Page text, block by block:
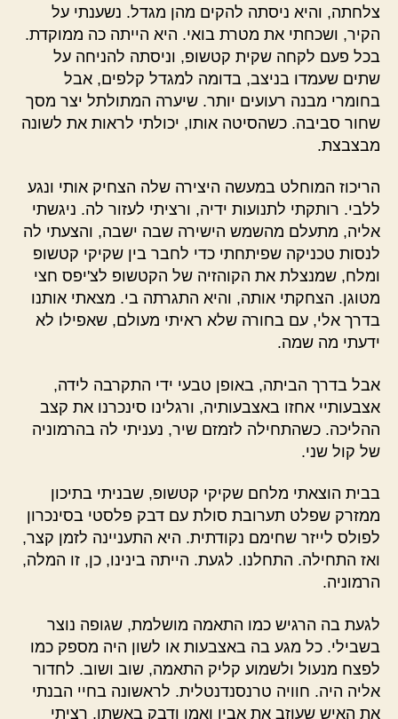
צלחתה, והיא ניסתה להקים מהן מגדל. נשענתי על
הקיר, ושכחתי את מטרת בואי. היא הייתה כה ממוקדת.
בכל פעם לקחה שקית קטשופ, וניסתה להניחה על
שתים שעמדו בניצב, בדומה למגדל קלפים, אבל
בחומרי מבנה רעועים יותר. שיערה המתולתל יצר מסך
שחור סביבה. כשהסיטה אותו, יכולתי לראות את לשונה
מבצבצת.
הריכוז המוחלט במעשה היצירה שלה הצחיק אותי ונגע
ללבי. רותקתי לתנועות ידיה, ורציתי לעזור לה. ניגשתי
אליה, מתעלם מהשמש הישירה שבה ישבה, והצעתי לה
לנסות טכניקה שפיתחתי כדי לחבר בין שקיקי קטשופ
ומלח, שמנצלת את הקוהזיה של הקטשופ לצ'יפס חצי
מטוגן. הצחקתי אותה, והיא התגרתה בי. מצאתי אותנו
בדרך אלי, עם בחורה שלא ראיתי מעולם, שאפילו לא
ידעתי מה שמה.
אבל בדרך הביתה, באופן טבעי ידי התקרבה לידה,
אצבעותיי אחזו באצבעותיה, ורגלינו סינכרנו את קצב
ההליכה. כשהתחילה לזמזם שיר, נעניתי לה בהרמוניה
של קול שני.
בבית הוצאתי מלחם שקיקי קטשופ, שבניתי בתיכון
ממזרק שפלט תערובת סולת עם דבק פלסטי בסינכרון
לפולס לייזר שחימם נקודתית. היא התעניינה לזמן קצר,
ואז התחילה. התחלנו. לגעת. הייתה בינינו, כן, זו המלה,
הרמוניה.
לגעת בה הרגיש כמו התאמה מושלמת, שגופה נוצר
בשבילי. כל מגע בה באצבעות או לשון היה מספק כמו
לפצח מנעול ולשמוע קליק התאמה, שוב ושוב. לחדור
אליה היה. חוויה טרנסנדנטלית. לראשונה בחיי הבנתי
את האיש שעוזב את אביו ואמו ודבק באשתו. רציתי